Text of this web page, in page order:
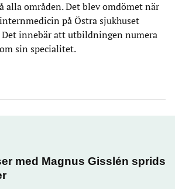
alla områden. Det blev omdömet när
på Östra sjukhuset
Det innebär att utbildningen numera
sin specialitet.
med Magnus Gisslén sprids